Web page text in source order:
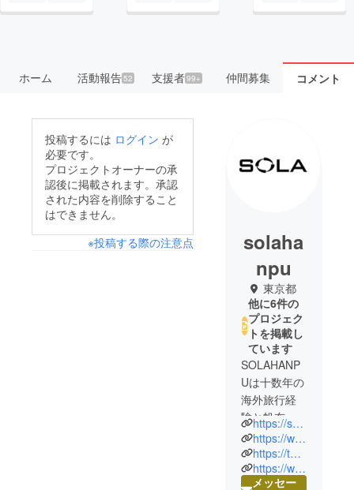
ホーム 活動報告52 支援者99+ 仲間募集 コメント
投稿するには ログイン が
必要です。
プロジェクトオーナーの承
認後に掲載されます。承認
された内容を削除すること
はできません。
※投稿する際の注意点
solaha
npu
東京都
他に6件の
プロジェク
トを掲載し
ています
SOLAHANP
Uは十数年の
海外旅行経
験と帆布製
品職人とし
ての特徴を
合わせ、帆
布製品の設
https://solahanpu.com
https://www.facebook.com/solahanpu
https://twitter.com/solahanpu
https://www.instagram.com/solahanpu
メッセー